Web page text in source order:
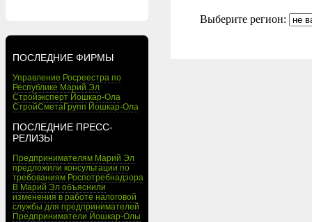
ПОСЛЕДНИЕ ФИРМЫ
Управление Росреестра по
Республике Марий Эл
Стройэксперт Йошкар-Ола
СтройСметаГрупп Йошкар-Ола
ПОСЛЕДНИЕ ПРЕСС-
РЕЛИЗЫ
Предпринимателям Марий Эл
предложили консультации по
требованиям Роспотребнадзора
В Марий Эл объяснили
изменения в работе налоговой
службы для предпринимателей
Предприниматели Йошкар-Олы
Выберите регион: